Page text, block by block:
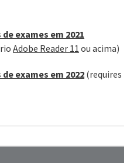
exames em 2021
Adobe Reader 11 ou acima)
exames em 2022 (requires